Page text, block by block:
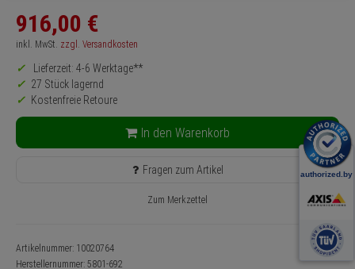
916,00 €
inkl. MwSt. zzgl. Versandkosten
Lieferzeit: 4-6 Werktage**
27 Stück lagernd
Kostenfreie Retoure
In den Warenkorb
Fragen zum Artikel
Zum Merkzettel
Artikelnummer: 10020764
Herstellernummer: 5801-692